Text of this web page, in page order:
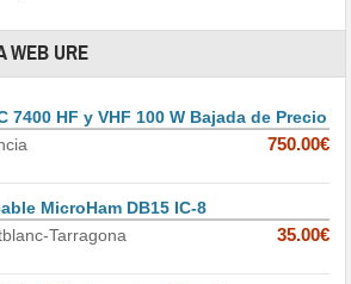
WEB URE
7400 HF y VHF 100 W Bajada de Precio
750.00€
MicroHam DB15 IC-8
Tarragona
35.00€